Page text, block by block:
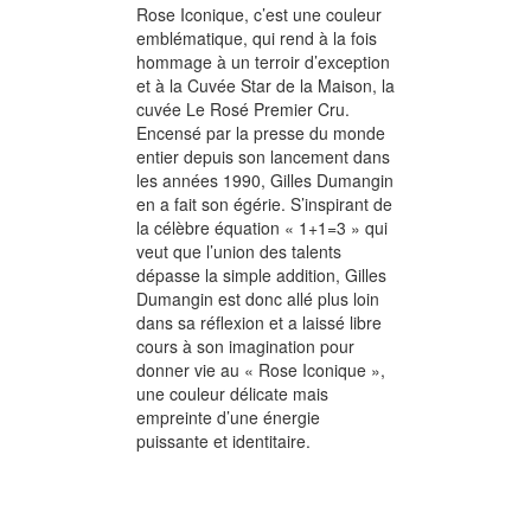
Rose Iconique, c’est une couleur
emblématique, qui rend à la fois
hommage à un terroir d’exception
et à la Cuvée Star de la Maison, la
cuvée Le Rosé Premier Cru.
Encensé par la presse du monde
entier depuis son lancement dans
les années 1990, Gilles Dumangin
en a fait son égérie. S’inspirant de
la célèbre équation « 1+1=3 » qui
veut que l’union des talents
dépasse la simple addition, Gilles
Dumangin est donc allé plus loin
dans sa réflexion et a laissé libre
cours à son imagination pour
donner vie au « Rose Iconique »,
une couleur délicate mais
empreinte d’une énergie
puissante et identitaire.